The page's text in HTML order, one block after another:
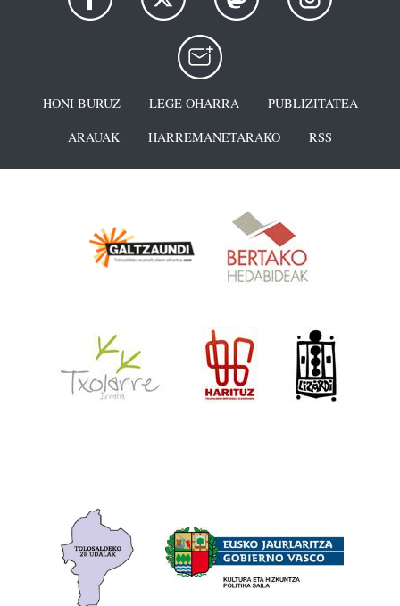
HONI BURUZ LEGE OHARRA
PUBLIZITATEA
ARAUAK
HARREMANETARAKO RSS